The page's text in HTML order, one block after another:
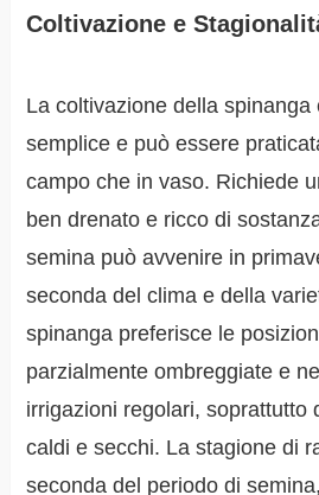
Coltivazione e
La coltivazione della spinanga
semplice e può essere
campo che in vaso. Richiede
ben drenato e ricco di
semina può avvenire in
seconda del clima e della
spinanga preferisce le
parzialmente ombreggiate e
irrigazioni regolari, soprattutto
caldi e secchi. La stagione di
seconda del periodo di